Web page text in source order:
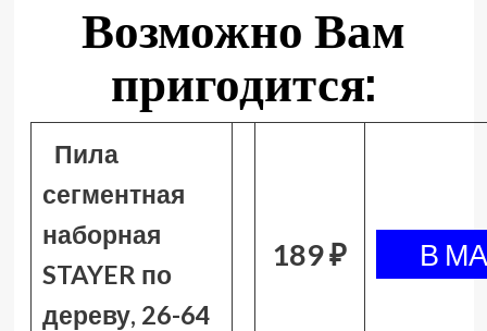
Возможно Вам
пригодится:
Пила
сегментная
наборная
STAYER по
дереву, 26-64
189 ₽